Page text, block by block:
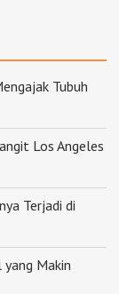
Tubuh
Los Angeles
Terjadi di
Makin